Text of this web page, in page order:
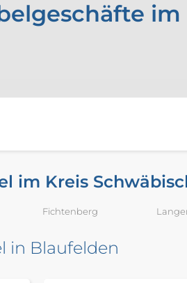
im
im Kreis
Fichtenberg
in Blaufelden